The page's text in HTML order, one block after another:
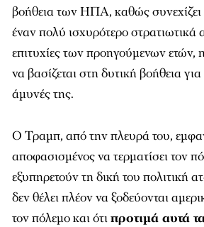
βοήθεια των ΗΠΑ, καθώς συνεχίζει
έναν πολύ ισχυρότερο στρατιωτικά
επιτυχίες των προηγούμενων ετών,
να βασίζεται στη δυτική βοήθεια
άμυνές της.
Ο Τραμπ, από την πλευρά του,
αποφασισμένος να τερματίσει τον
εξυπηρετούν τη δική του πολιτική
δεν θέλει πλέον να ξοδεύονται
τον πόλεμο και ότιπροτιμά αυτά